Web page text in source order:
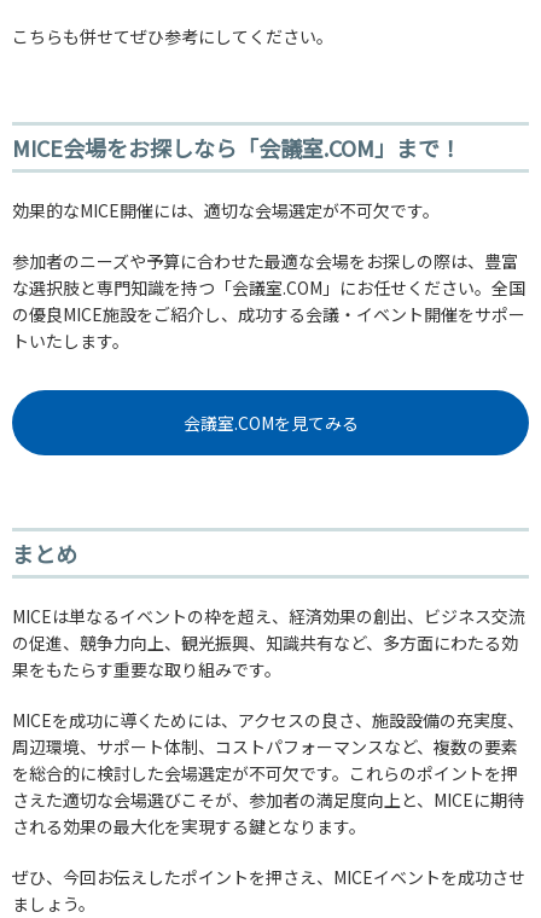
こちらも併せてぜひ参考にしてください。
MICE会場をお探しなら「会議室.COM」まで！
効果的なMICE開催には、適切な会場選定が不可欠です。
参加者のニーズや予算に合わせた最適な会場をお探しの際は、豊富
な選択肢と専門知識を持つ「会議室.COM」にお任せください。全国
の優良MICE施設をご紹介し、成功する会議・イベント開催をサポー
トいたします。
会議室.COMを見てみる
まとめ
MICEは単なるイベントの枠を超え、経済効果の創出、ビジネス交流
の促進、競争力向上、観光振興、知識共有など、多方面にわたる効
果をもたらす重要な取り組みです。
MICEを成功に導くためには、アクセスの良さ、施設設備の充実度、
周辺環境、サポート体制、コストパフォーマンスなど、複数の要素
を総合的に検討した会場選定が不可欠です。これらのポイントを押
さえた適切な会場選びこそが、参加者の満足度向上と、MICEに期待
される効果の最大化を実現する鍵となります。
ぜひ、今回お伝えしたポイントを押さえ、MICEイベントを成功させ
ましょう。